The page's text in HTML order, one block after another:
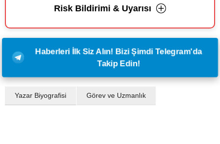
Risk Bildirimi & Uyarısı
Haberleri İlk Siz Alın! Bizi Şimdi Telegram'da
Takip Edin!
Yazar Biyografisi Görev ve Uzmanlık